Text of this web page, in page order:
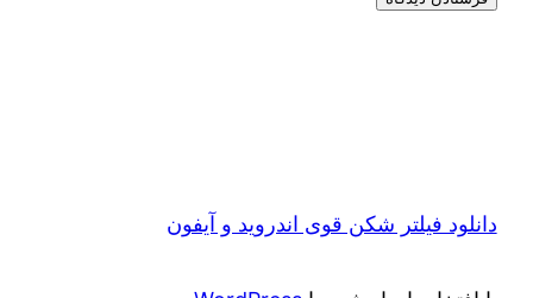
دانلود فیلتر شکن قوی اندروید و آیفون